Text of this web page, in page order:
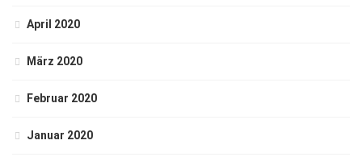
April 2020
März 2020
Februar 2020
Januar 2020